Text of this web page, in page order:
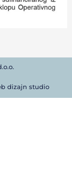
dizajn studio